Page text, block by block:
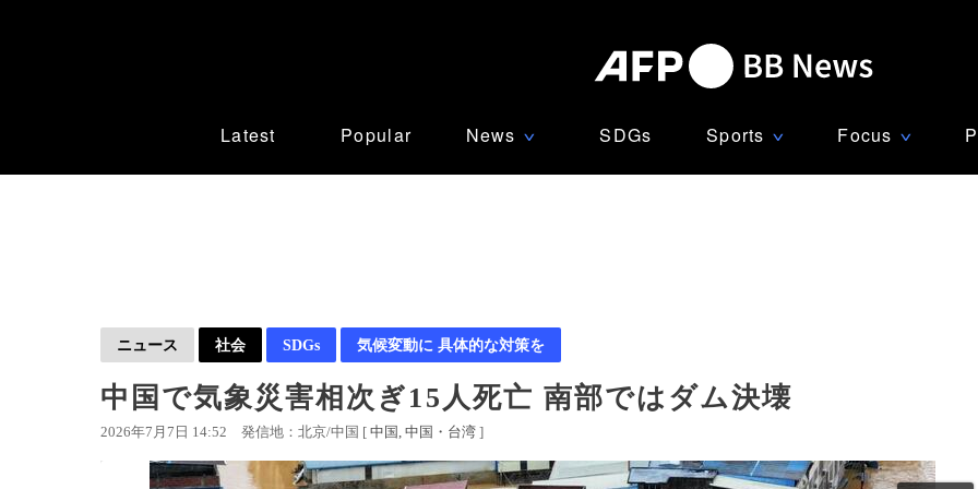
Latest Popular News ∨ SDGs Sports ∨ Focus ∨
ニュース 社会 SDGs 気候変動に 具体的な対策を
中国で気象災害相次ぎ15人死亡 南部ではダム決壊
2026年7月7日 14:52 発信地：北京/中国 [ 中国 中国・台湾 ]